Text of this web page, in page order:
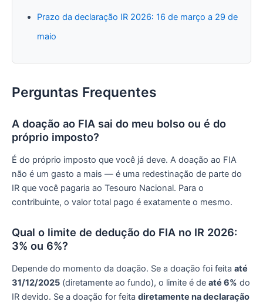
Prazo da declaração IR 2026: 16 de março a 29 de
maio
Perguntas Frequentes
A doação ao FIA sai do meu bolso ou é do
próprio imposto?
É do próprio imposto que você já deve. A doação ao FIA
não é um gasto a mais — é uma redestinação de parte do
IR que você pagaria ao Tesouro Nacional. Para o
contribuinte, o valor total pago é exatamente o mesmo.
Qual o limite de dedução do FIA no IR 2026:
3% ou 6%?
Depende do momento da doação. Se a doação foi feita até
31/12/2025 (diretamente ao fundo), o limite é de até 6% do
IR devido. Se a doação for feita diretamente na declaração